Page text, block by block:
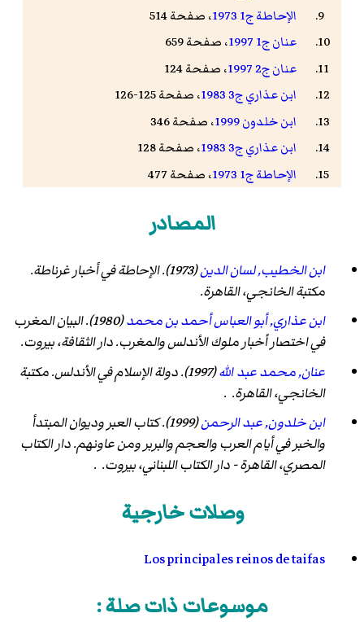
الإحاطة ج1 1973
، صفحة 514
عنان ج1 1997
، صفحة 659
عنان ج2 1997
، صفحة 124
ابن عذاري ج3 1983
، صفحة 125-126
ابن خلدون 1999
، صفحة 346
ابن عذاري ج3 1983
، صفحة 128
الإحاطة ج1 1973
، صفحة 477
، صفحة 126
ابن عذاري ج3 1983
، صفحة 199
ابن عذاري ج3 1983
عنان ج2 1997
، صفحة 132
عنان ج2 1997
، صفحة 138
الإحاطة ج1 1973
، صفحة 442
عنان ج2 1997
، صفحة 139
، صفحة 143
، صفحة 145
، صفحة 146
، صفحة 321
المصادر
ابن الخطيب, لسان الدين(1973). الإحاطة في أخبار غرناطة.
مكتبة الخانجي، القاهرة.
ابن عذاري, أبو العباس أحمد بن محمد(1980).
البيان المغرب
في اختصار أخبار ملوك الأندلس والمغرب. دار الثقافة، بيروت.
عنان, محمد عبد الله(1997). دولة الإسلام في الأندلس. مكتبة
الخانجي، القاهرة. .
ابن خلدون, عبد الرحمن(1999).
كتاب العبر وديوان المبتدأ
والخبر في أيام العرب والعجم والبربر ومن عاونهم. دار الكتاب
المصري، القاهرة - دار الكتاب اللبناني، بيروت. .
وصلات خارجية
Los principales reinos de taifas
موسوعات ذات صلة :